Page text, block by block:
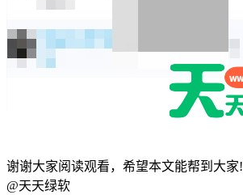
谢谢大家阅读观看，希望本文能帮到大家!
@天天绿软